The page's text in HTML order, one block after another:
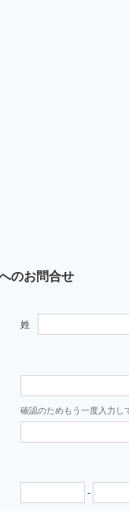
のお問合せ
姓
確認のためもう一度入力し
-